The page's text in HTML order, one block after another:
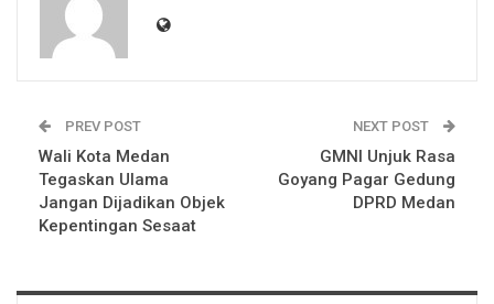
PREV POST
Wali Kota Medan
Tegaskan Ulama
Jangan Dijadikan Objek
Kepentingan Sesaat
NEXT POST
GMNI Unjuk Rasa
Goyang Pagar Gedung
DPRD Medan